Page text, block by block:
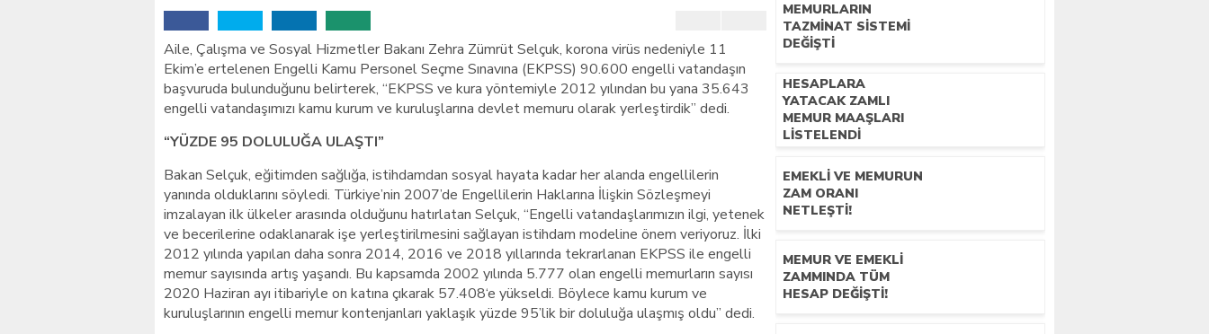
Aile, Çalışma ve Sosyal Hizmetler Bakanı Zehra Zümrüt Selçuk, korona virüs nedeniyle 11
Ekim’e ertelenen Engelli Kamu Personel Seçme Sınavına (EKPSS) 90.600 engelli vatandaşın
başvuruda bulunduğunu belirterek, “EKPSS ve kura yöntemiyle 2012 yılından bu yana 35.643
engelli vatandaşımızı kamu kurum ve kuruluşlarına devlet memuru olarak yerleştirdik” dedi.
“YÜZDE 95 DOLULUĞA ULAŞTI”
Bakan Selçuk, eğitimden sağlığa, istihdamdan sosyal hayata kadar her alanda engellilerin
yanında olduklarını söyledi. Türkiye’nin 2007’de Engellilerin Haklarına İlişkin Sözleşmeyi
imzalayan ilk ülkeler arasında olduğunu hatırlatan Selçuk, “Engelli vatandaşlarımızın ilgi, yetenek
ve becerilerine odaklanarak işe yerleştirilmesini sağlayan istihdam modeline önem veriyoruz. İlki
2012 yılında yapılan daha sonra 2014, 2016 ve 2018 yıllarında tekrarlanan EKPSS ile engelli
memur sayısında artış yaşandı. Bu kapsamda 2002 yılında 5.777 olan engelli memurların sayısı
2020 Haziran ayı itibariyle on katına çıkarak 57.408‘e yükseldi. Böylece kamu kurum ve
kuruluşlarının engelli memur kontenjanları yaklaşık yüzde 95’lik bir doluluğa ulaşmış oldu” dedi.
MEMURLARIN
TAZMINAT SISTEMI
DEĞIŞTI
HESAPLARA
YATACAK ZAMLI
MEMUR MAAŞLARI
LISTELENDI
EMEKLI VE MEMURUN
ZAM ORANI
NETLEŞTI!
MEMUR VE EMEKLI
ZAMMINDA TÜM
HESAP DEĞIŞTI!